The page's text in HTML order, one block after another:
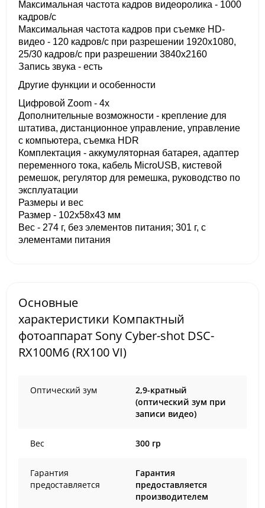
Максимальная частота кадров видеоролика - 1000
кадров/с
Максимальная частота кадров при съемке HD-
видео - 120 кадров/с при разрешении 1920x1080,
25/30 кадров/с при разрешении 3840x2160
Запись звука - есть
Другие функции и особенности
Цифровой Zoom - 4x
Дополнительные возможности - крепление для
штатива, дистанционное управление, управление
с компьютера, cъемка HDR
Комплектация - аккумуляторная батарея, адаптер
переменного тока, кабель MicroUSB, кистевой
ремешок, регулятор для ремешка, руководство по
эксплуатации
Размеры и вес
Размер - 102x58x43 мм
Вес - 274 г, без элементов питания; 301 г, с
элементами питания
Основные
характеристики Компактный
фотоаппарат Sony Cyber-shot DSC-
RX100M6 (RX100 VI)
Оптический зум
2,9-кратный
(оптический зум при
записи видео)
Вес 300 гр
Гарантия
предоставляется
Гарантия
предоставляется
производителем